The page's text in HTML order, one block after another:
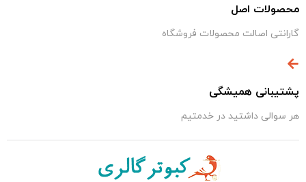
محصولات اصل
گارانتی اصالت محصولات فروشگاه
پشتیبانی همیشگی
هر سوالی داشتید در خدمتیم